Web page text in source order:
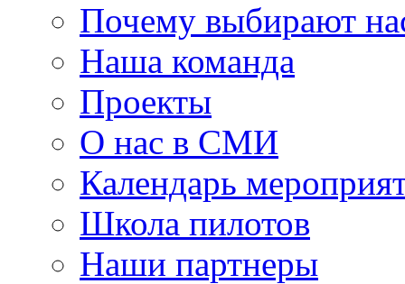
Почему выбирают
Наша команда
Проекты
О нас в СМИ
Календарь
Школа пилотов
Наши партнеры